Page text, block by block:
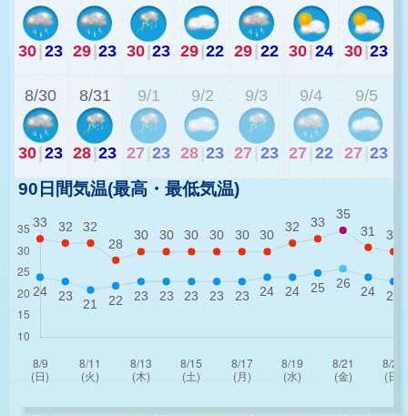
30|23 29|23 30|23 29|22 29|22 30|24 30|23
8/30
30|23
8/31
28|23
9/1
27 23
9/2
28 23
9/3
27 23
9/4
27 22
9/5
27 23
90日間気温(最高・最低気温)